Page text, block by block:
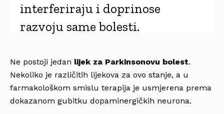
interferiraju i doprinose
razvoju same bolesti.
Ne postoji jedan lijek za Parkinsonovu bolest.
Nekoliko je različitih lijekova za ovo stanje, a u
farmakološkom smislu terapija je usmjerena prema
dokazanom gubitku dopaminergičkih neurona.